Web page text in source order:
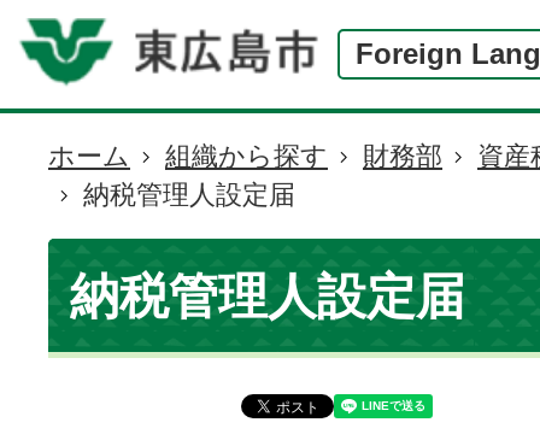
Foreign
現
在
の
位
置
ホーム 組織から探す 財務部
資産
納税管理人設定届
納税管理人設定届